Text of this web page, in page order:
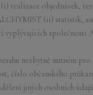
realizace objednávek,
(ii) statistik,
společnosti
nezbytně nutném pro
číslo občanského
jiných osobních